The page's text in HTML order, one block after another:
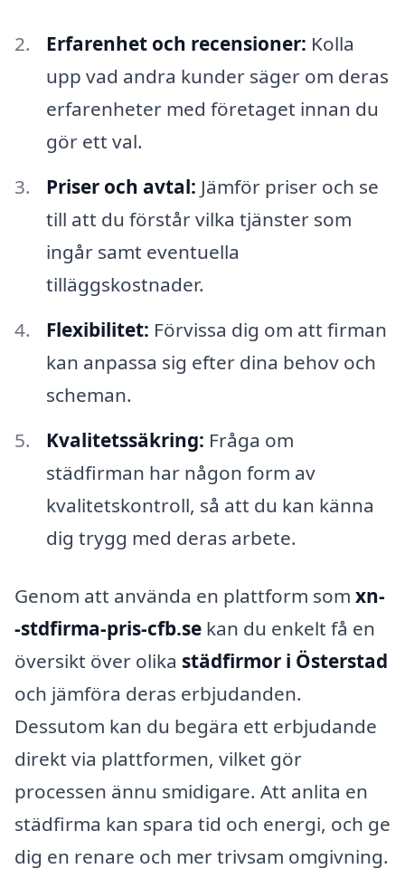
Erfarenhet och recensioner: Kolla
upp vad andra kunder säger om deras
erfarenheter med företaget innan du
gör ett val.
Priser och avtal: Jämför priser och se
till att du förstår vilka tjänster som
ingår samt eventuella
tilläggskostnader.
Flexibilitet: Förvissa dig om att firman
kan anpassa sig efter dina behov och
scheman.
Kvalitetssäkring: Fråga om
städfirman har någon form av
kvalitetskontroll, så att du kan känna
dig trygg med deras arbete.
Genom att använda en plattform som xn-
-stdfirma-pris-cfb.se kan du enkelt få en
översikt över olika städfirmor i Österstad
och jämföra deras erbjudanden.
Dessutom kan du begära ett erbjudande
direkt via plattformen, vilket gör
processen ännu smidigare. Att anlita en
städfirma kan spara tid och energi, och ge
dig en renare och mer trivsam omgivning.